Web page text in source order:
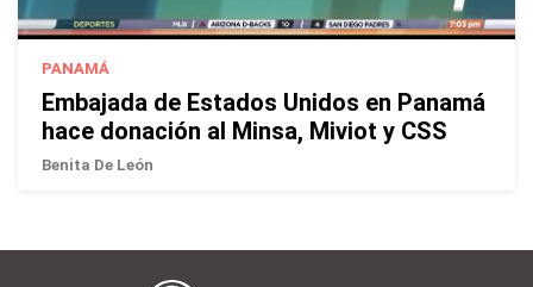
PANAMÁ
Embajada de Estados Unidos en Panamá
hace donación al Minsa, Miviot y CSS
Benita De León